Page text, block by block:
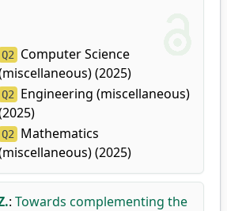
Q2
Computer Science
(2025)
Q2
Engineering (miscellaneous)
Q2
Mathematics
(2025)
: Towards complementing the